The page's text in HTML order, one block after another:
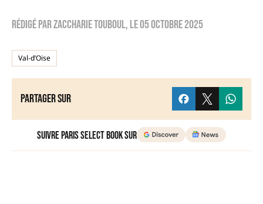
Rédigé parzaccharie touboul, le05 octobre 2025
Val-d’Oise
Partager sur
Suivre Paris Select Book sur